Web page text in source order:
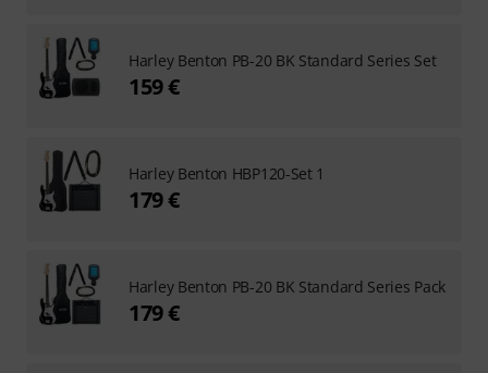
Harley Benton PB-20 BK Standard Series Set
159 €
Harley Benton HBP120-Set 1
179 €
Harley Benton PB-20 BK Standard Series Pack
179 €